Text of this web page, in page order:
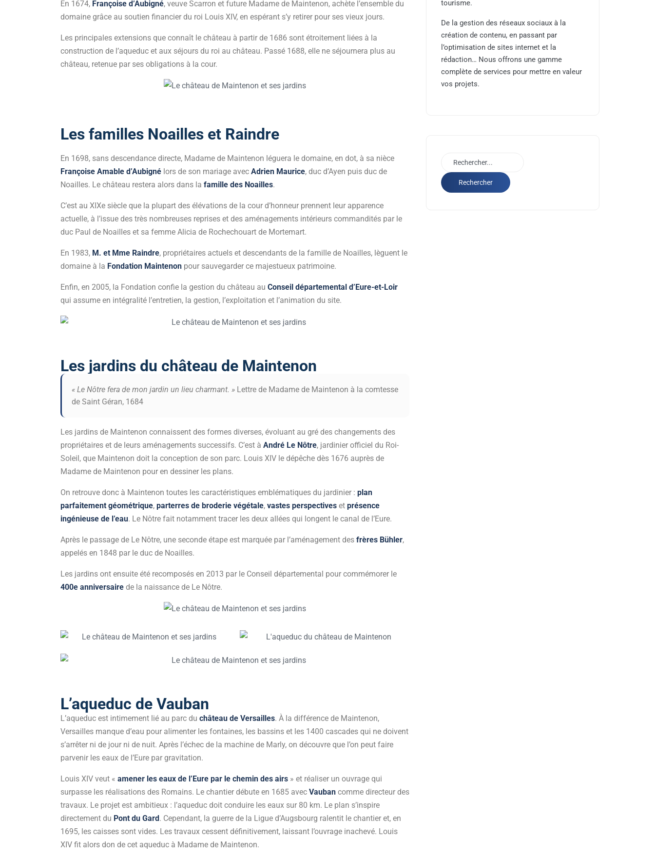
En 1674, Françoise d’Aubigné, veuve Scarron et future Madame de Maintenon, achète l’ensemble du
domaine grâce au soutien financier du roi Louis XIV, en espérant s’y retirer pour ses vieux jours.
Les principales extensions que connaît le château à partir de 1686 sont étroitement liées à la
construction de l’aqueduc et aux séjours du roi au château. Passé 1688, elle ne séjournera plus au
château, retenue par ses obligations à la cour.
Les familles Noailles et Raindre
En 1698, sans descendance directe, Madame de Maintenon léguera le domaine, en dot, à sa nièce
Françoise Amable d’Aubigné lors de son mariage avec Adrien Maurice, duc d’Ayen puis duc de
Noailles. Le château restera alors dans la famille des Noailles.
C’est au XIXe siècle que la plupart des élévations de la cour d’honneur prennent leur apparence
actuelle, à l’issue des très nombreuses reprises et des aménagements intérieurs commandités par le
duc Paul de Noailles et sa femme Alicia de Rochechouart de Mortemart.
En 1983, M. et Mme Raindre, propriétaires actuels et descendants de la famille de Noailles, lèguent le
domaine à la Fondation Maintenon pour sauvegarder ce majestueux patrimoine.
Enfin, en 2005, la Fondation confie la gestion du château au Conseil départemental d’Eure-et-Loir
qui assume en intégralité l’entretien, la gestion, l’exploitation et l’animation du site.
Les jardins du château de Maintenon
« Le Nôtre fera de mon jardin un lieu charmant. » Lettre de Madame de Maintenon à la comtesse
de Saint Géran, 1684
Les jardins de Maintenon connaissent des formes diverses, évoluant au gré des changements des
propriétaires et de leurs aménagements successifs. C’est à André Le Nôtre, jardinier officiel du Roi-
Soleil, que Maintenon doit la conception de son parc. Louis XIV le dépêche dès 1676 auprès de
Madame de Maintenon pour en dessiner les plans.
On retrouve donc à Maintenon toutes les caractéristiques emblématiques du jardinier : plan
parfaitement géométrique, parterres de broderie végétale, vastes perspectives et présence
ingénieuse de l’eau. Le Nôtre fait notamment tracer les deux allées qui longent le canal de l’Eure.
Après le passage de Le Nôtre, une seconde étape est marquée par l’aménagement des frères Bühler,
appelés en 1848 par le duc de Noailles.
Les jardins ont ensuite été recomposés en 2013 par le Conseil départemental pour commémorer le
400e anniversaire de la naissance de Le Nôtre.
L’aqueduc de Vauban
L’aqueduc est intimement lié au parc du château de Versailles. À la différence de Maintenon,
Versailles manque d’eau pour alimenter les fontaines, les bassins et les 1400 cascades qui ne doivent
s’arrêter ni de jour ni de nuit. Après l’échec de la machine de Marly, on découvre que l’on peut faire
parvenir les eaux de l’Eure par gravitation.
Louis XIV veut « amener les eaux de l’Eure par le chemin des airs » et réaliser un ouvrage qui
surpasse les réalisations des Romains. Le chantier débute en 1685 avec Vauban comme directeur des
travaux. Le projet est ambitieux : l’aqueduc doit conduire les eaux sur 80 km. Le plan s’inspire
directement du Pont du Gard . Cependant, la guerre de la Ligue d’Augsbourg ralentit le chantier et, en
1695, les caisses sont vides. Les travaux cessent définitivement, laissant l’ouvrage inachevé. Louis
XIV fit alors don de cet aqueduc à Madame de Maintenon.
tourisme.
De la gestion des réseaux sociaux à la
création de contenu, en passant par
l’optimisation de sites internet et la
rédaction… Nous offrons une gamme
complète de services pour mettre en valeur
vos projets.